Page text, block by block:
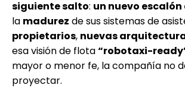
siguiente salto: un nuevo
la madurez de sus sistemas de
propietarios, nuevas
esa visión de flota“robotaxi-
mayor o menor fe, la compañía no
proyectar.